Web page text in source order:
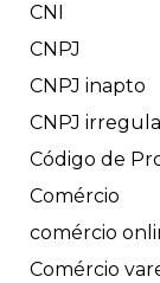
CNI
CNPJ
CNPJ inapto
CNPJ
Código de
Comércio
comércio
Comércio